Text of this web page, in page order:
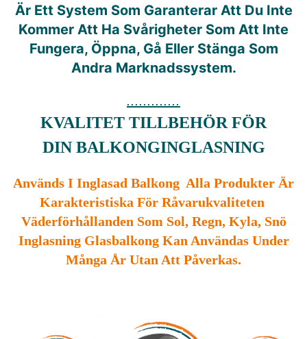
Är Ett System Som Garanterar Att Du Inte
Kommer Att Ha Svårigheter Som Att Inte
Fungera, Öppna, Gå Eller Stänga Som
Andra Marknadssystem.
.............
KVALITET TILLBEHÖR FÖR
DIN BALKONGINGLASNING
Används I Inglasad Balkong Alla Produkter Är
Karakteristiska För Råvarukvaliteten
Väderförhållanden Som Sol, Regn, Kyla, Snö
Inglasning Glasbalkong Kan Användas Under
Många År Utan Att Påverkas.